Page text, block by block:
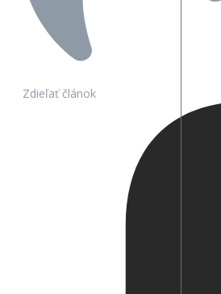
Zdieľať článok